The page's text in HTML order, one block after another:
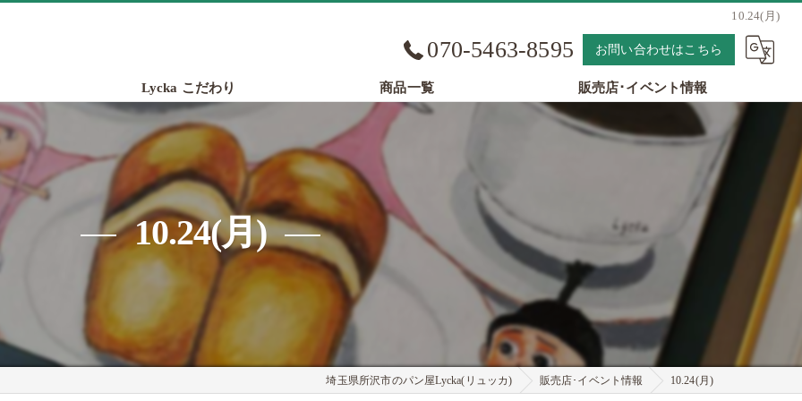
10.24(月)
070-5463-8595 お問い合わせはこちら
Lycka こだわり 商品一覧 販売店･イベント情報
10.24(月)
埼玉県所沢市のパン屋Lycka(リュッカ) 販売店･イベント情報 10.24(月)